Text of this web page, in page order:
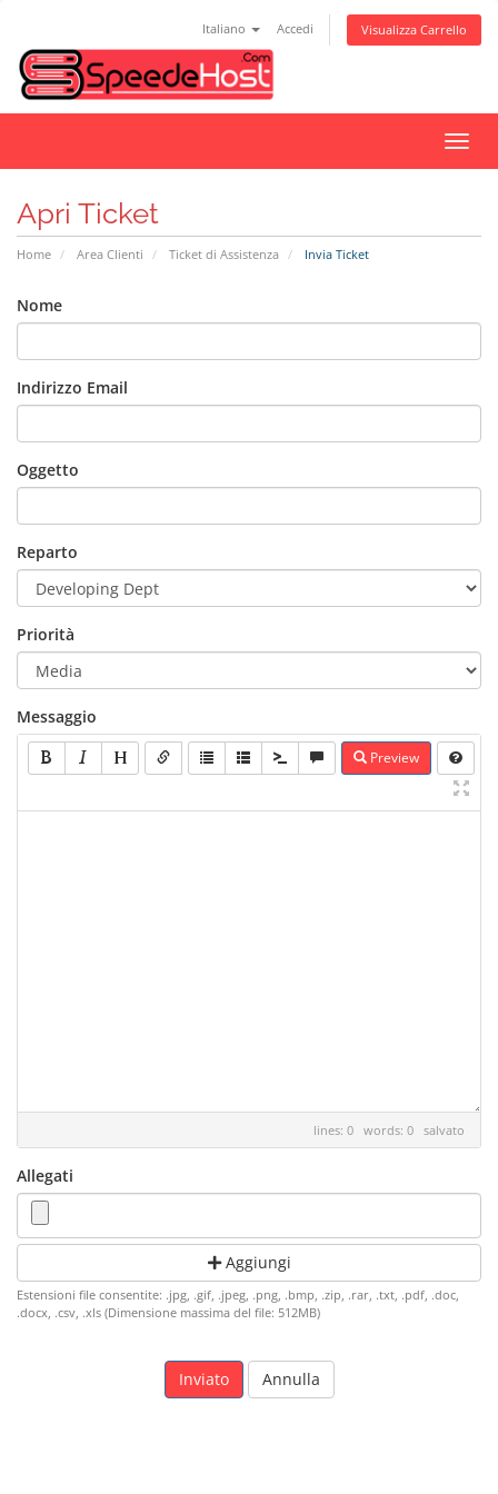
Italiano Accedi Visualizza Carrello
Attiva
Apri Ticket
Home Area Clienti Ticket di Assistenza Invia Ticket
Nome
Indirizzo Email
Oggetto
Reparto
Priorità
Messaggio
Preview
lines: 0 words: 0 salvato
Allegati
Aggiungi
Estensioni file consentite: .jpg, .gif, .jpeg, .png, .bmp, .zip, .rar, .txt, .pdf, .doc,
.docx, .csv, .xls (Dimensione massima del file: 512MB)
Annulla